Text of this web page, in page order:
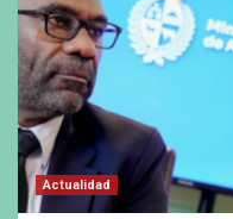
Actualidad